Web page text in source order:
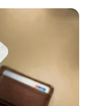
ein Feiertag):